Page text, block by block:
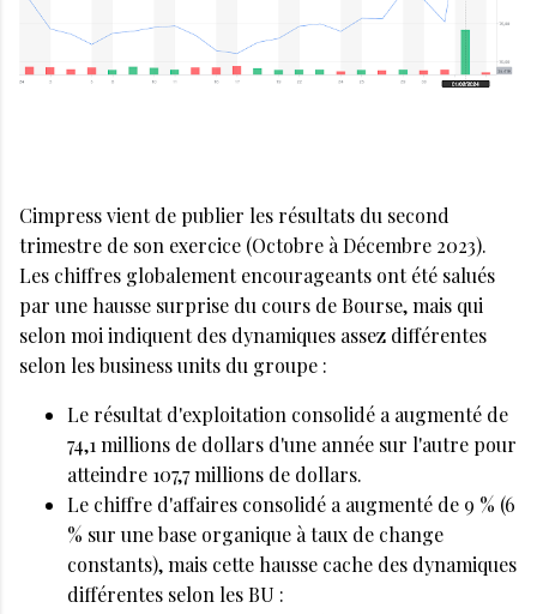
Cimpress vient de publier les résultats du second
trimestre de son exercice (Octobre à Décembre 2023).
Les chiffres globalement encourageants ont été salués
par une hausse surprise du cours de Bourse, mais qui
selon moi indiquent des dynamiques assez différentes
selon les business units du groupe :
Le résultat d'exploitation consolidé a augmenté de
74,1 millions de dollars d'une année sur l'autre pour
atteindre 107,7 millions de dollars.
Le chiffre d'affaires consolidé a augmenté de 9 % (6
% sur une base organique à taux de change
constants), mais cette hausse cache des dynamiques
différentes selon les BU :